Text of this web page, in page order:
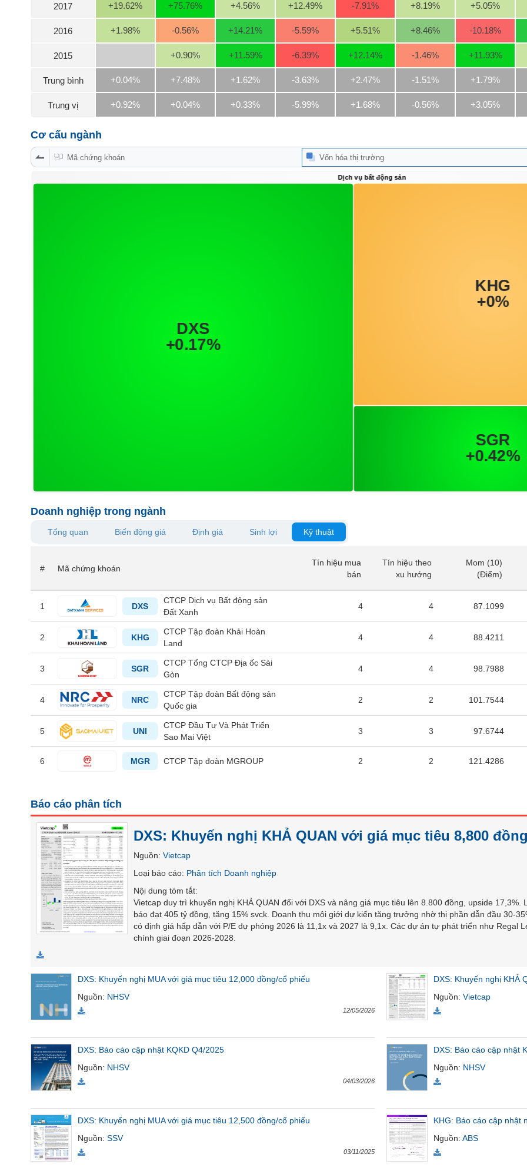
2017
2016
2015
Trung bình
Trung vị
+19.62% +75.76% +4.56% +12.49% -7.91% +8.19% +5.05%
+1.98% -0.56% +14.21% -5.59% +5.51% +8.46% -10.18%
+0.90% +11.59% -6.39% +12.14% -1.46% +11.93%
+0.04% +7.48% +1.62% -3.63% +2.47% -1.51% +1.79%
+0.92% +0.04% +0.33% -5.99% +1.68% -0.56% +3.05%
Cơ cấu ngành
Mã chứng khoán Vốn hóa thị trường
Doanh nghiệp trong ngành
Tổng quan Biến động giá Định giá Sinh lợi Kỹ thuật
Tín hiệu mua
bán
Tín hiệu theo
xu hướng
Mom (10)
(Điểm)
# Mã chứng khoán
Tín hiệu mua
bán
Tín hiệu theo
xu hướng
Mom (10)
(Điểm)
1 DXS
CTCP Dịch vụ Bất động sản
Đất Xanh
4 4 87.1099
2 KHG
CTCP Tập đoàn Khải Hoàn
Land
4 4 88.4211
3 SGR
CTCP Tổng CTCP Địa ốc Sài
Gòn
4 4 98.7988
4 NRC
CTCP Tập đoàn Bất động sản
Quốc gia
2 2 101.7544
5 UNI
CTCP Đầu Tư Và Phát Triển
Sao Mai Việt
3 3 97.6744
6 MGR CTCP Tập đoàn MGROUP 2 2 121.4286
Báo cáo phân tích
DXS: Khuyến nghị KHẢ QUAN với giá mục tiêu 8,800
Nguồn:Vietcap
Loại báo cáo: Phân tích Doanh nghiệp
Nội dung tóm tắt:
Vietcap duy trì khuyến nghị KHẢ QUAN đối với DXS và nâng giá mục tiêu lên 8.800 đồng, upside
báo đạt 405 tỷ đồng, tăng 15% svck. Doanh thu môi giới dự kiến tăng trưởng nhờ thị phần dẫn đầu 30-
có định giá hấp dẫn với P/E dự phóng 2026 là 11,1x và 2027 là 9,1x. Các dự án tự phát triển như Regal
chính giai đoạn 2026-2028.
DXS: Khuyến nghị MUA với giá mục tiêu 12,000 đồng/cổ phiếu
Nguồn: NHSV
12/05/2026
DXS: Khuyến nghị KHẢ
Nguồn: Vietcap
DXS: Báo cáo cập nhật KQKD Q4/2025
Nguồn: NHSV
04/03/2026
DXS: Báo cáo cập nhật
Nguồn: NHSV
DXS: Khuyến nghị MUA với giá mục tiêu 12,500 đồng/cổ phiếu
Nguồn:SSV
03/11/2025
KHG: Báo cáo cập nhật
Nguồn: ABS
CỤ
NGUYÊN
LIỆU
NGHIỆP
TIÊU
DÙNG
TIÊU
DÙNG
THIẾT
YẾU
CHĂM
SỨC
CHÍNH
CÔNG
NGHỆ
TIN